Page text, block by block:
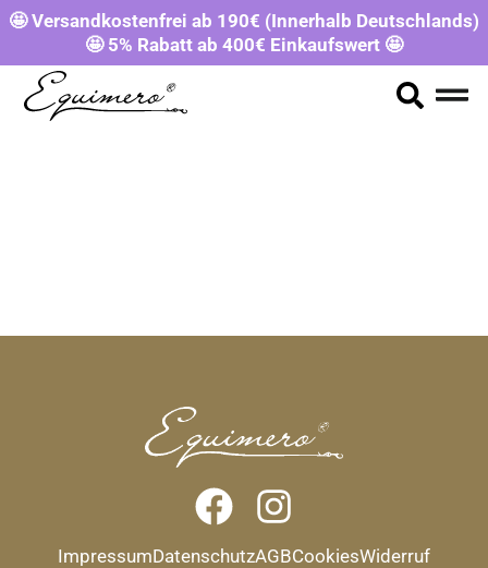
🤩 Versandkostenfrei ab 190€ (Innerhalb Deutschlands)
🤩 5% Rabatt ab 400€ Einkaufswert 🤩
ImpressumDatenschutzAGBCookiesWiderruf